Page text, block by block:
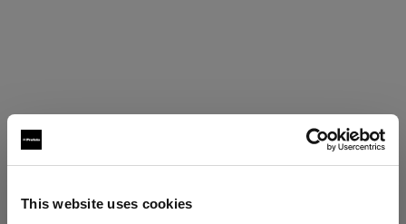
This website uses cookies